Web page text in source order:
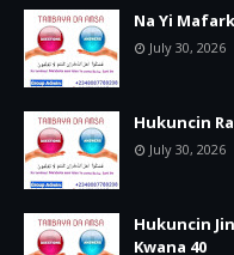
Na Yi
July 30, 2026
Hukuncin
July 30, 2026
Hukuncin
Kwana 40